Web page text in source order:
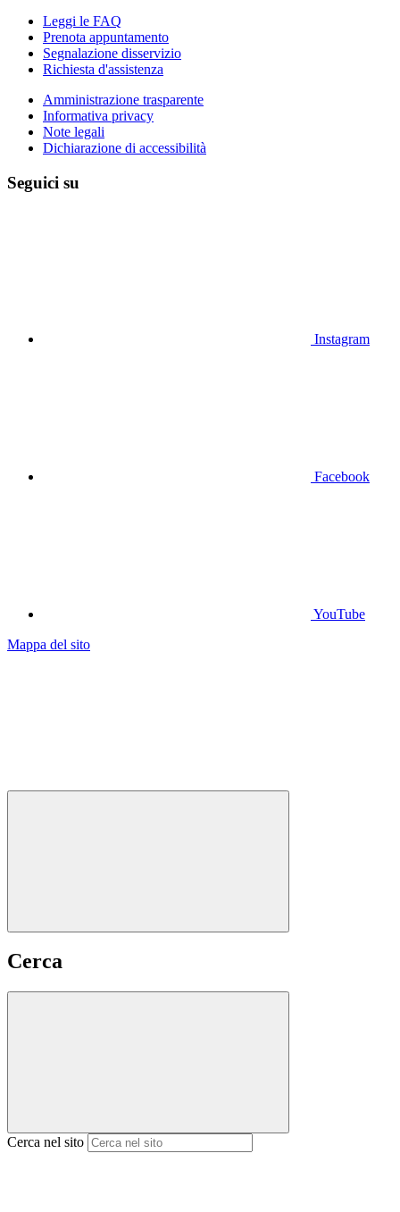
Leggi le FAQ
Prenota appuntamento
Segnalazione disservizio
Richiesta d'assistenza
Amministrazione trasparente
Informativa privacy
Note legali
Dichiarazione di accessibilità
Seguici su
Instagram
Facebook
YouTube
Mappa del sito
Cerca
Cerca nel sito